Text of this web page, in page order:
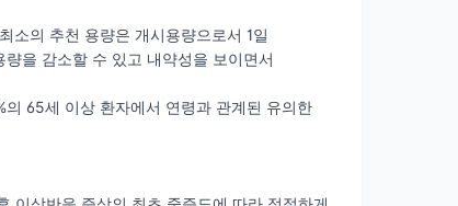
소의 추천 용량은 개시용량으로서 1일
을 감소할 수 있고 내약성을 보이면서
65세 이상 환자에서 연령과 관계된 유의한